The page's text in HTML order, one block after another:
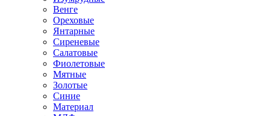
Венге
Ореховые
Янтарные
Сиреневые
Салатовые
Фиолетовые
Мятные
Золотые
Синие
Материал